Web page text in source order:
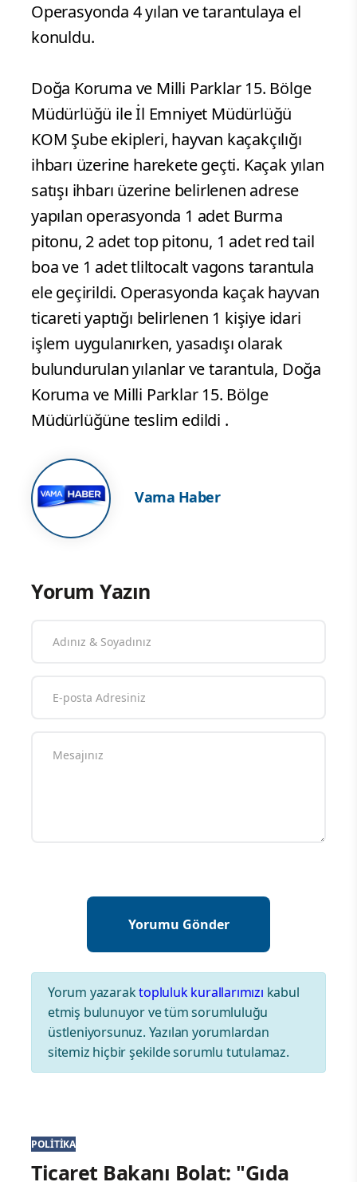
Operasyonda 4 yılan ve tarantulaya el
konuldu.
Doğa Koruma ve Milli Parklar 15. Bölge
Müdürlüğü ile İl Emniyet Müdürlüğü
KOM Şube ekipleri, hayvan kaçakçılığı
ihbarı üzerine harekete geçti. Kaçak yılan
satışı ihbarı üzerine belirlenen adrese
yapılan operasyonda 1 adet Burma
pitonu, 2 adet top pitonu, 1 adet red tail
boa ve 1 adet tliltocalt vagons tarantula
ele geçirildi. Operasyonda kaçak hayvan
ticareti yaptığı belirlenen 1 kişiye idari
işlem uygulanırken, yasadışı olarak
bulundurulan yılanlar ve tarantula, Doğa
Koruma ve Milli Parklar 15. Bölge
Müdürlüğüne teslim edildi .
Vama Haber
Yorum Yazın
Yorum yazaraktopluluk kurallarımızı kabul
etmiş bulunuyor ve tüm sorumluluğu
üstleniyorsunuz. Yazılan yorumlardan
sitemiz hiçbir şekilde sorumlu tutulamaz.
POLITIKA
Ticaret Bakanı Bolat: "Gıda